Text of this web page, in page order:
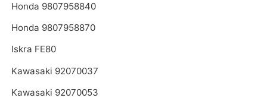
Honda 9807958840
Honda 9807958870
Iskra FE80
Kawasaki 92070037
Kawasaki 92070053